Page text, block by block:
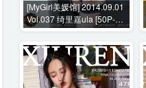
[MyGirl美媛馆] 2014.09.01
Vol.037 绮里嘉ula [50P-
210MB]